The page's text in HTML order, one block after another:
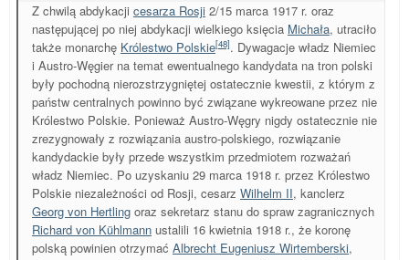
Z chwilą abdykacji cesarza Rosji 2/15 marca 1917 r. oraz
następującej po niej abdykacji wielkiego księcia Michała, utraciło
także monarchę Królestwo Polskie[48]. Dywagacje władz Niemiec
i Austro-Węgier na temat ewentualnego kandydata na tron polski
były pochodną nierozstrzygniętej ostatecznie kwestii, z którym z
państw centralnych powinno być związane wykreowane przez nie
Królestwo Polskie. Ponieważ Austro-Węgry nigdy ostatecznie nie
zrezygnowały z rozwiązania austro-polskiego, rozwiązanie
kandydackie były przede wszystkim przedmiotem rozważań
władz Niemiec. Po uzyskaniu 29 marca 1918 r. przez Królestwo
Polskie niezależności od Rosji, cesarz Wilhelm II, kanclerz
Georg von Hertling oraz sekretarz stanu do spraw zagranicznych
Richard von Kühlmann ustalili 16 kwietnia 1918 r., że koronę
polską powinien otrzymać Albrecht Eugeniusz Wirtemberski,